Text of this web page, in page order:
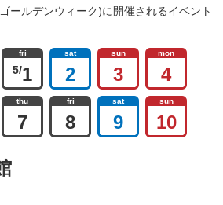
ールデンウィーク)に開催されるイベント
fri
5/1
sat
2
sun
3
mon
4
thu
7
fri
8
sat
9
sun
10